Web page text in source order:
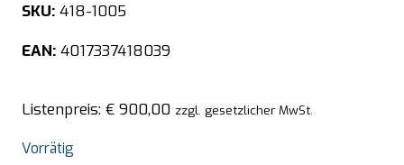
SKU: 418-1005
EAN: 4017337418039
Listenpreis: € 900,00 zzgl. gesetzlicher MwSt.
Vorrätig